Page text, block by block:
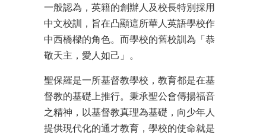
一般認為，英籍的創辦人及校長特別採用
中文校訓，旨在凸顯這所華人英語學校作
中西橋樑的角色。而學校的舊校訓為「恭
敬天主，愛人如己」。
聖保羅是一所基督教學校，教育都是在基
督教的基礎上推行。秉承聖公會傳揚福音
之精神，以基督教真理為基礎，向少年人
提供現代化的通才教育，學校的使命就是